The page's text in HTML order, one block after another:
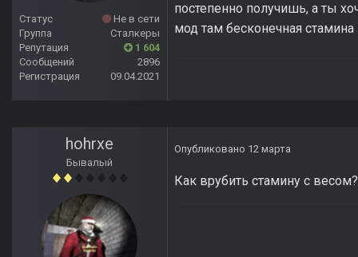
Статус
Не в сети
Группа
Сталкеры
Репутация
1 604
Сообщений
2896
Регистрация
09.04.2021
постепенно получишь, а ты
мод там бесконечная
hohrxe
Бывалый
Опубликовано 12 марта
Как врубить стамину с весом?